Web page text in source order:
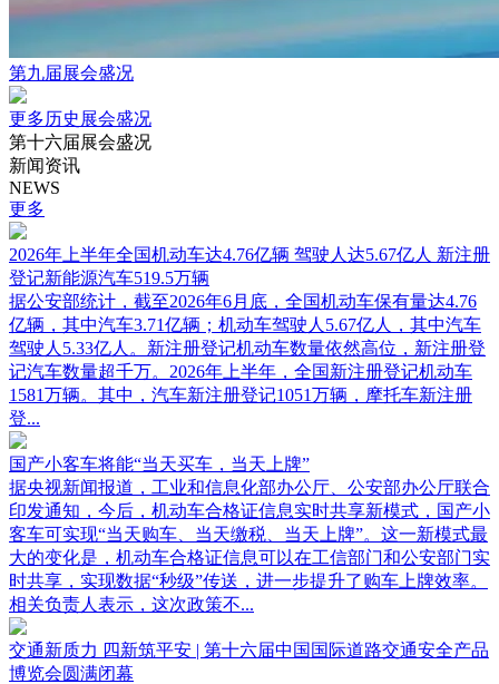
第九届展会盛况
更多历史展会盛况
第十六届展会盛况
新闻资讯
NEWS
更多
2026年上半年全国机动车达4.76亿辆 驾驶人达5.67亿人 新注册
登记新能源汽车519.5万辆
据公安部统计，截至2026年6月底，全国机动车保有量达4.76
亿辆，其中汽车3.71亿辆；机动车驾驶人5.67亿人，其中汽车
驾驶人5.33亿人。新注册登记机动车数量依然高位，新注册登
记汽车数量超千万。2026年上半年，全国新注册登记机动车
1581万辆。其中，汽车新注册登记1051万辆，摩托车新注册
登...
国产小客车将能“当天买车，当天上牌”
据央视新闻报道，工业和信息化部办公厅、公安部办公厅联合
印发通知，今后，机动车合格证信息实时共享新模式，国产小
客车可实现“当天购车、当天缴税、当天上牌”。这一新模式最
大的变化是，机动车合格证信息可以在工信部门和公安部门实
时共享，实现数据“秒级”传送，进一步提升了购车上牌效率。
相关负责人表示，这次政策不...
交通新质力 四新筑平安 | 第十六届中国国际道路交通安全产品
博览会圆满闭幕